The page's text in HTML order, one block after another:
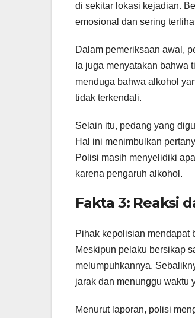
di sekitar lokasi kejadian.
emosional dan sering
Dalam pemeriksaan awal,
Ia juga menyatakan bahwa
menduga bahwa alkohol
tidak terkendali.
Selain itu, pedang yang
Hal ini menimbulkan
Polisi masih menyelidiki
karena pengaruh alkohol.
Fakta 3: Reaksi
Pihak kepolisian mendapat
Meskipun pelaku bersikap
melumpuhkannya.
jarak dan menunggu waktu
Menurut laporan, polisi